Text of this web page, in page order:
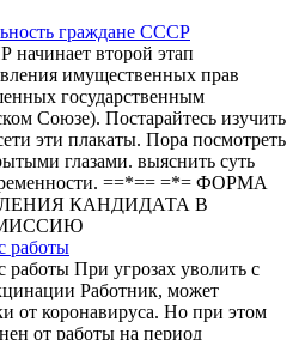
граждане СССР
второй этап
имущественных прав
государственным
Союзе). Постарайтесь изучить
эти плакаты. Пора посмотреть
глазами. выяснить суть
==*== =*= ФОРМА
КАНДИДАТА В
работы
работы При угрозах уволить с
Работник, может
от коронавируса. Но при этом
от работы на период